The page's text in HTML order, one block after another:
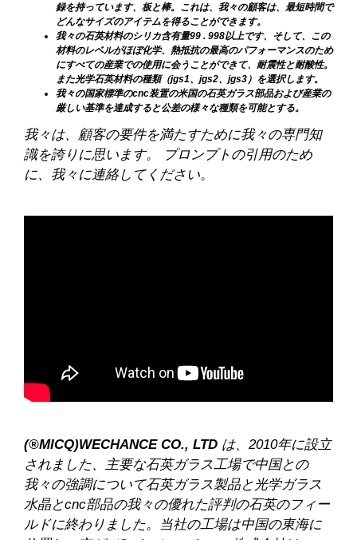
録を持っています、板と棒。これは、我々の顧客は、最短時間で
どんなサイズのアイテムを得ることができます。
我々の石英材料のシリカ含有量99 . 998以上です、そして、この
材料のレベルがほぼ化学、熱抵抗の最高のパフォーマンスのため
にすべての産業での使用に会うことができて、耐震性と耐酸性。
また光学石英材料の種類（jgs1、jgs2、jgs3）を選択します。
我々の国家標準のcnc装置の米国の石英ガラス部品および産業の
厳しい基準を達成すると公差の様々な種類を可能とする。
我々は、顧客の要件を満たすために我々の専門知
識を誇りに思います。 プロンプトの引用のため
に、我々に連絡してください。
(®MICQ)WECHANCE CO., LTD は、2010年に設立
されました、主要な石英ガラス工場で中国との
我々の強調について石英ガラス製品と光学ガラス
水晶とcnc部品の我々の優れた評判の石英のフィー
ルドに終わりました。当社の工場は中国の東海に